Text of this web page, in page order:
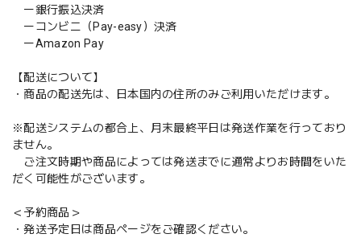
ー銀行振込決済
ーコンビニ（Pay-easy）決済
ーAmazon Pay
【配送について】
・商品の配送先は、日本国内の住所のみご利用いただけます。
※配送システムの都合上、月末最終平日は発送作業を行っており
ません。
ご注文時期や商品によっては発送までに通常よりお時間をいた
だく可能性がございます。
＜予約商品＞
・発送予定日は商品ページをご確認ください。